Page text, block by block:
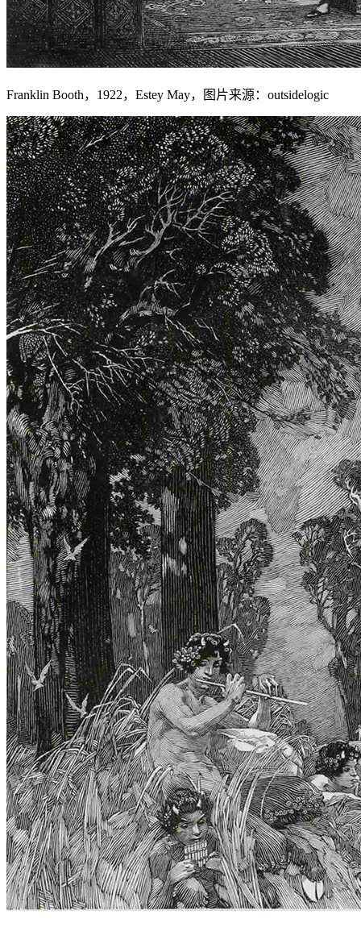
Franklin Booth，1922，Estey May，图片来源：outsidelogic